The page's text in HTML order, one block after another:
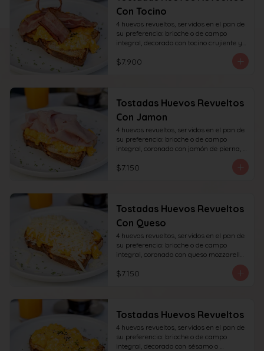
Con Tocino
4 huevos revueltos, servidos en el pan de
su preferencia: brioche o de campo
integral, decorado con tocino crujiente y
$7.900
Tostadas Huevos Revueltos
Con Jamon
4 huevos revueltos, servidos en el pan de
su preferencia: brioche o de campo
integral, coronado con jamón de pierna,
$7.150
Tostadas Huevos Revueltos
Con Queso
4 huevos revueltos, servidos en el pan de
su preferencia: brioche o de campo
integral, coronado con queso mozzarella
rallado, decorado con sésamo o cibullete.
$7.150
Tostadas Huevos Revueltos
4 huevos revueltos, servidos en el pan de
su preferencia: brioche o de campo
integral, decorado con sésamo o